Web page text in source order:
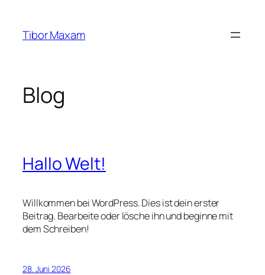
springen
Tibor Maxam
Blog
Hallo Welt!
Willkommen bei WordPress. Dies ist dein erster
Beitrag. Bearbeite oder lösche ihn und beginne mit
dem Schreiben!
28. Juni 2026